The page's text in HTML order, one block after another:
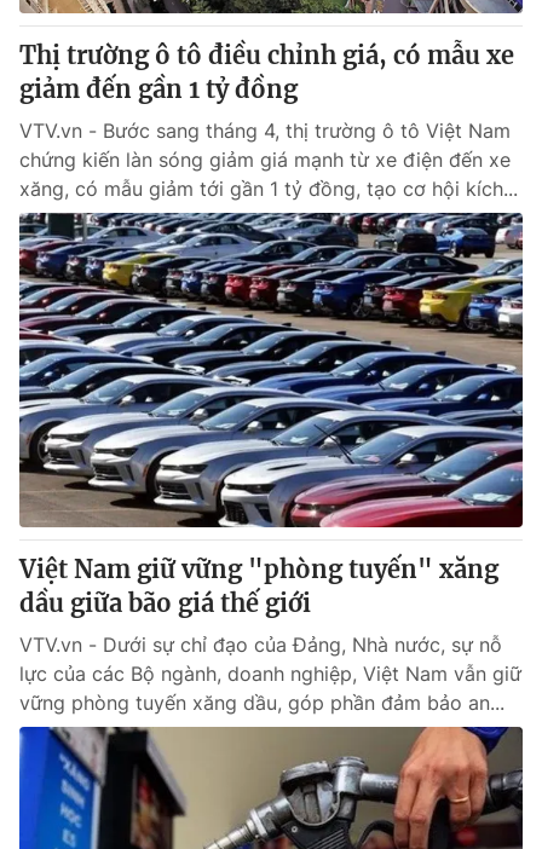
Thị trường ô tô điều chỉnh giá, có mẫu xe
giảm đến gần 1 tỷ đồng
VTV.vn - Bước sang tháng 4, thị trường ô tô Việt Nam
chứng kiến làn sóng giảm giá mạnh từ xe điện đến xe
xăng, có mẫu giảm tới gần 1 tỷ đồng, tạo cơ hội kích...
Việt Nam giữ vững "phòng tuyến" xăng
dầu giữa bão giá thế giới
VTV.vn - Dưới sự chỉ đạo của Đảng, Nhà nước, sự nỗ
lực của các Bộ ngành, doanh nghiệp, Việt Nam vẫn giữ
vững phòng tuyến xăng dầu, góp phần đảm bảo an...